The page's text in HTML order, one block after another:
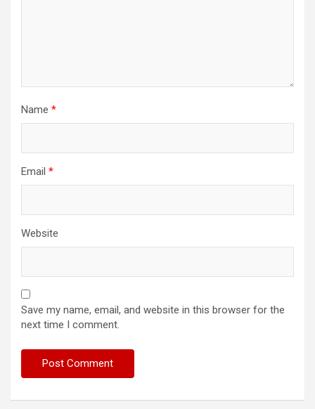
Name *
Email *
Website
Save my name, email, and website in this browser for the
next time I comment.